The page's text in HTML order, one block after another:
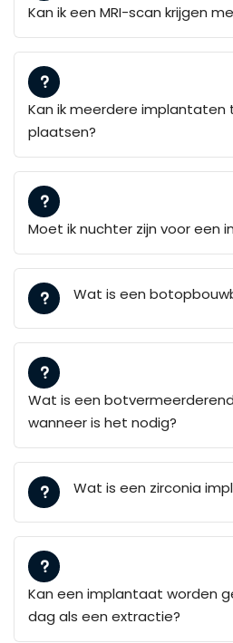
Kan ik een MRI-scan krijgen
Kan ik meerdere implantaten
plaatsen?
Moet ik nuchter zijn voor een
Wat is een
Wat is een
wanneer is het nodig?
Wat is een zirconia
Kan een implantaat worden
dag als een extractie?